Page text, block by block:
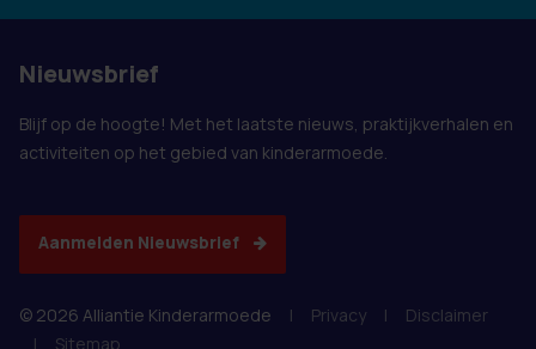
Nieuwsbrief
Blijf op de hoogte! Met het laatste nieuws, praktijkverhalen en
activiteiten op het gebied van kinderarmoede.
Aanmelden Nieuwsbrief
© 2026 Alliantie Kinderarmoede | Privacy |
Disclaimer
|
Sitemap